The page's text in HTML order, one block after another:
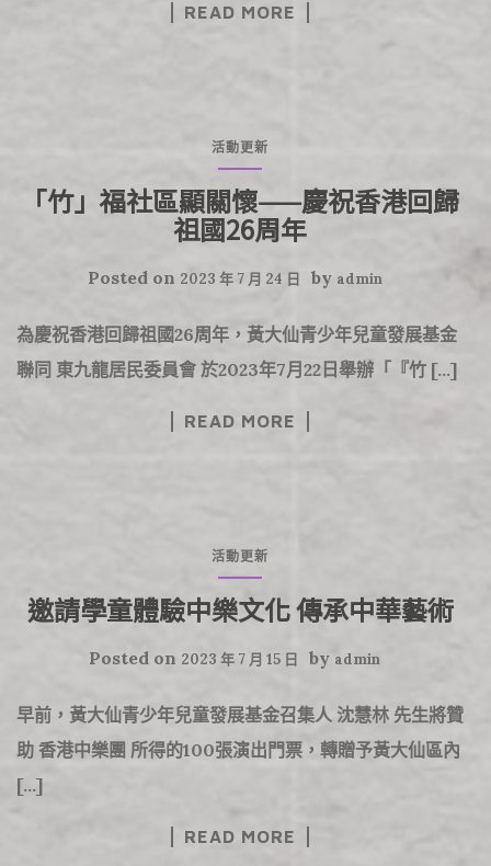
READ MORE
活動更新
「竹」福社區顯關懷——慶祝香港回歸
祖國26周年
Posted on 2023 年 7 月 24 日 by admin
為慶祝香港回歸祖國26周年，黃大仙青少年兒童發展基金
聯同 東九龍居民委員會 於2023年7月22日舉辦「『竹 […]
READ MORE
活動更新
邀請學童體驗中樂文化 傳承中華藝術
Posted on 2023 年 7 月 15 日 by admin
早前，黃大仙青少年兒童發展基金召集人 沈慧林 先生將贊
助 香港中樂團 所得的100張演出門票，轉贈予黃大仙區內
[…]
READ MORE